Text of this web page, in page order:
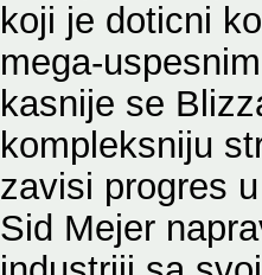
koji je doticni
mega-
kasnije se
kompleksniju
zavisi progres
Sid Mejer